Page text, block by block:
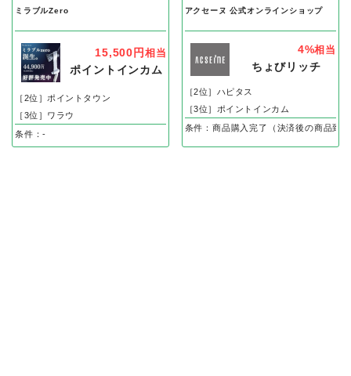
ミラブルZero
15,500円 相当
ポイントインカム
［2位］ポイントタウン
［3位］ワラウ
条件：-
アクセーヌ 公式オンラインショップ
4%相当
ちょびリッチ
［2位］ハピタス
［3位］ポイントインカム
条件：商品購入完了（決済後の商品到